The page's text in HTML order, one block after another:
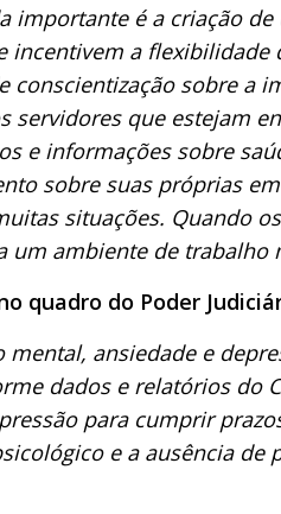
importante é a criação
a
conscientização sobre
servidores que estejam
e informações sobre
sobre suas próprias
situações. Quando
ambiente de trabalho
quadro do Poder
mental, ansiedade e
dados e relatórios do
para cumprir
e a ausência